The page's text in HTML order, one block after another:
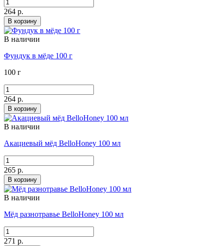
264 р.
В корзину
В наличии
Фундук в мёде 100 г
100 г
264 р.
В корзину
В наличии
Акациевый мёд BelloHoney 100 мл
265 р.
В корзину
В наличии
Мёд разнотравье BelloHoney 100 мл
271 р.